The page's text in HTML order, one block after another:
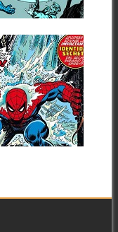
un nuevo tomo
▶
8:
(1975-
▶